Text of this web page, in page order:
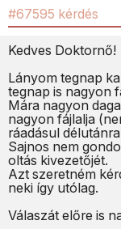
#67595 kérdés
Kedves Doktornő!
Lányom tegnap
tegnap is nagyon
Mára nagyon
nagyon fájlalja
ráadásul
Sajnos nem
oltás kivezetőjét.
Azt szeretném
neki így utólag.
Válaszát előre is